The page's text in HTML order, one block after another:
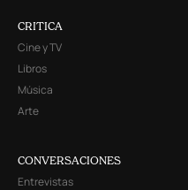
CRITICA
Cine y TV
Libros
Música
Arte
CONVERSACIONES
Entrevistas